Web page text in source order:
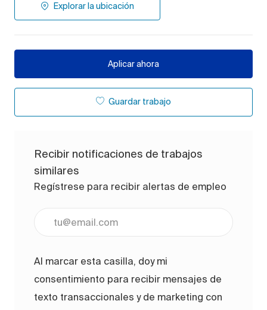
Explorar la ubicación
Aplicar ahora
Guardar trabajo
Recibir notificaciones de trabajos
similares
Regístrese para recibir alertas de empleo
Ingrese la dirección de correo electrónico
Al marcar esta casilla, doy mi
consentimiento para recibir mensajes de
texto transaccionales y de marketing con